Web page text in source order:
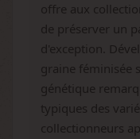
offre aux
de préserver un
d'exception.
graine féminisée
génétique
typiques des
collectionneurs